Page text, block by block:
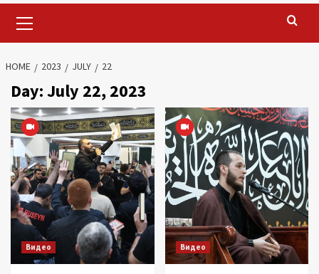
Menu
HOME 2023 JULY 22
Day:July 22, 2023
Видео Видео